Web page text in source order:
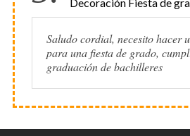
Decoración Fiesta de
Saludo cordial, necesito hacer
para una fiesta de grado,
graduación de bachilleres